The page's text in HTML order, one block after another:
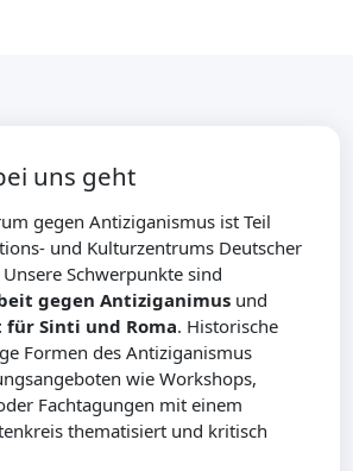
uns geht
gegen Antiziganismus ist Teil
und Kulturzentrums Deutscher
Schwerpunkte sind
gegen Antiziganimus und
für Sinti und Roma. Historische
Formen des Antiziganismus
wie Workshops,
Fachtagungen mit einem
thematisiert und kritisch